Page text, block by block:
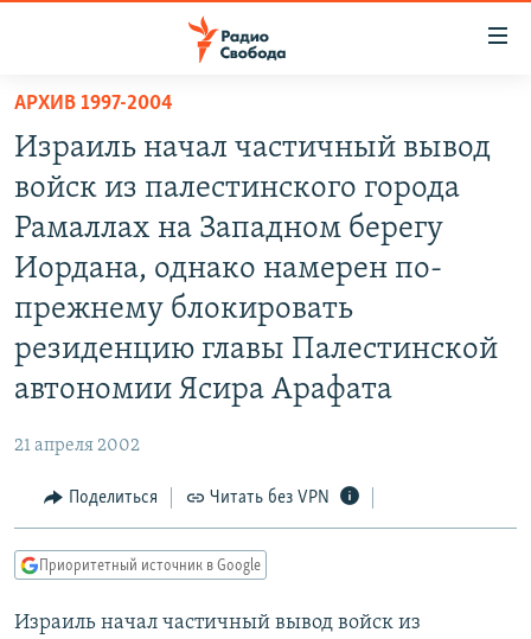
упрощенного
доступа
Вернуться
основному
содержанию
Вернутся
главной
навигации
ПОДКАСТЫ
АВТОРСКИЕ ПРОЕКТЫ
ЦИТАТЫ СВОБОДЫ
МНЕНИЯ
КУЛЬТУРА
IDEL.РЕАЛИИ
СИБИРЬ.РЕАЛИИ
РАСПИСАНИЕ ВЕЩАНИЯ
АРХИВ 1997-2004
Израиль начал частичный вывод
войск из палестинского города
Рамаллах на Западном берегу
Иордана, однако намерен по-
прежнему блокировать
резиденцию главы Палестинской
автономии Ясира Арафата
21 апреля 2002
Поделиться Читать без VPN
Приоритетный источник в Google
Израиль начал частичный вывод войск из